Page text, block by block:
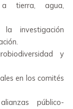
tierra, agua,
investigación
y
en los comités
público-